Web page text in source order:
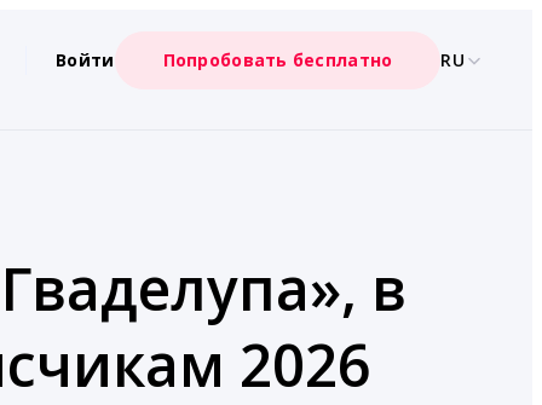
Войти Попробовать бесплатно RU
в
2026